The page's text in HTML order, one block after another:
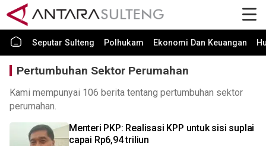
Seputar Sulteng Polhukam Ekonomi Dan Keuangan
Pertumbuhan Sektor Perumahan
Kami mempunyai 106 berita tentang pertumbuhan sektor
perumahan.
Menteri PKP: Realisasi KPP untuk sisi suplai
capai Rp6,94 triliun